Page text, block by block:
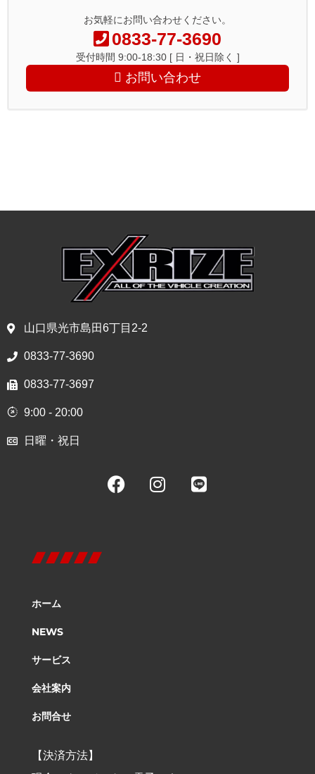
お気軽にお問い合わせください。
0833-77-3690
受付時間 9:00-18:30 [ 日・祝日除く ]
お問い合わせ
山口県光市島田6丁目2-2
0833-77-3690
0833-77-3697
9:00 - 20:00
日曜・祝日
ホーム
NEWS
サービス
会社案内
お問合せ
【決済方法】